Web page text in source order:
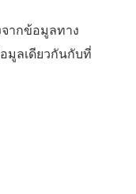
ากข้อมูลทาง
มูลเดียวกันกับที่